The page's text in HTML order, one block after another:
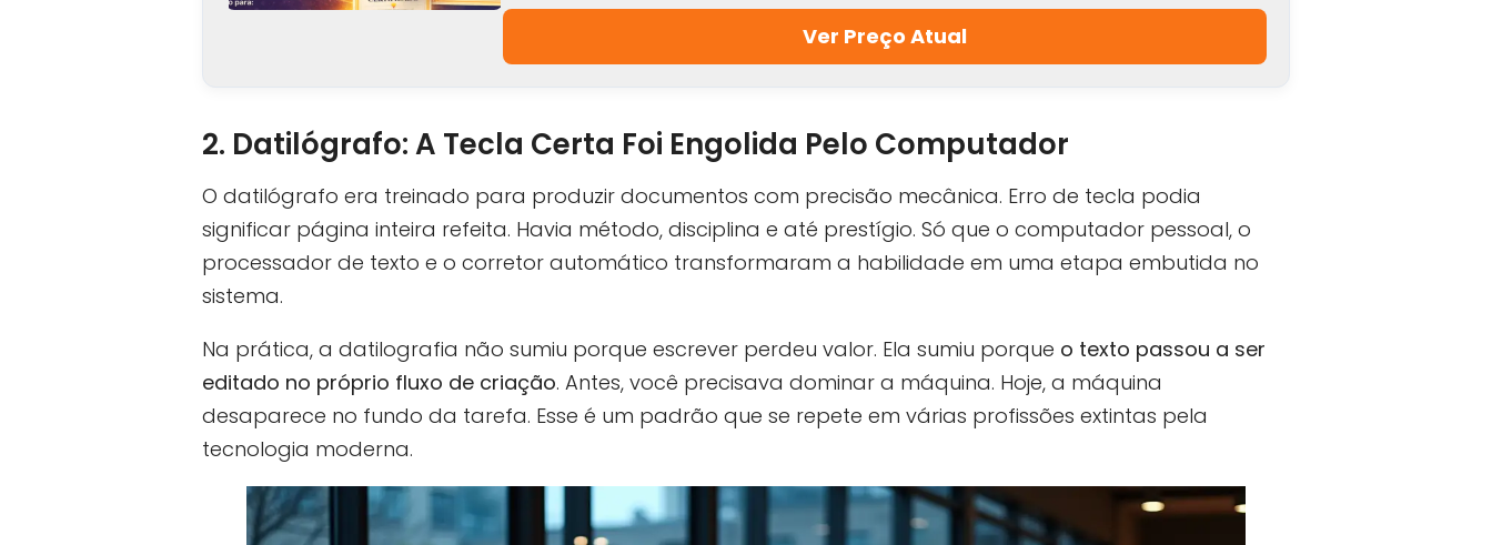
Ver Preço Atual
2. Datilógrafo: A Tecla Certa Foi Engolida Pelo Computador
O datilógrafo era treinado para produzir documentos com precisão mecânica. Erro de tecla podia
significar página inteira refeita. Havia método, disciplina e até prestígio. Só que o computador pessoal, o
processador de texto e o corretor automático transformaram a habilidade em uma etapa embutida no
sistema.
Na prática, a datilografia não sumiu porque escrever perdeu valor. Ela sumiu porque o texto passou a ser
editado no próprio fluxo de criação. Antes, você precisava dominar a máquina. Hoje, a máquina
desaparece no fundo da tarefa. Esse é um padrão que se repete em várias profissões extintas pela
tecnologia moderna.